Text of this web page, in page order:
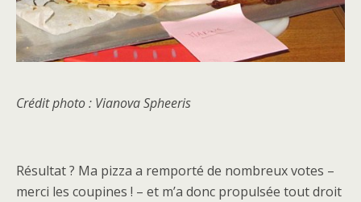
Crédit photo : Vianova Spheeris
Résultat ? Ma pizza a remporté de nombreux votes –
merci les coupines ! – et m’a donc propulsée tout droit